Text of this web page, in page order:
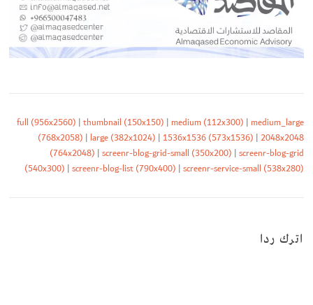
full (956x2560) |thumbnail (150x150) | medium (112x300) | medium_large
(768x2058) | large (382x1024) | 1536x1536 (573x1536) |2048x2048
(764x2048) |screenr-blog-grid-small (350x200) |screenr-blog-grid
(540x300) |screenr-blog-list (790x400) |screenr-service-small (538x280)
اترك ردا